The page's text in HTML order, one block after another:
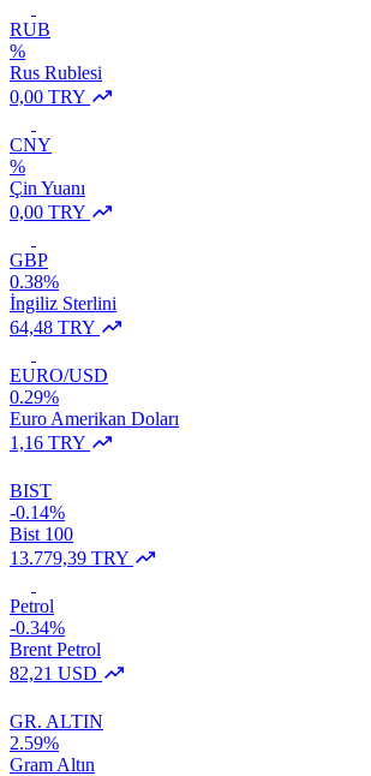
RUB
%
Rus Rublesi
0,00 TRY
CNY
%
Çin Yuanı
0,00 TRY
GBP
0.38%
İngiliz Sterlini
64,48 TRY
EURO/USD
0.29%
Euro Amerikan Doları
1,16 TRY
BIST
-0.14%
Bist 100
13.779,39 TRY
Petrol
-0.34%
Brent Petrol
82,21 USD
GR. ALTIN
2.59%
Gram Altın